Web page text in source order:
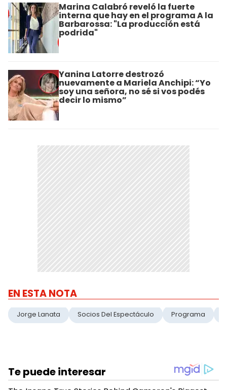
Marina Calabró reveló la fuerte
interna que hay en el programa A la
Barbarossa: "La producción está
podrida"
Yanina Latorre destrozó
nuevamente a Mariela Anchipi: “Yo
soy una señora, no sé si vos podés
decir lo mismo”
EN ESTA NOTA
Jorge Lanata Socios Del Espectáculo Programa